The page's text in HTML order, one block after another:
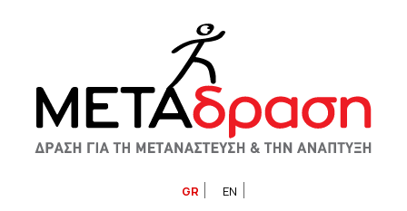
GR EN